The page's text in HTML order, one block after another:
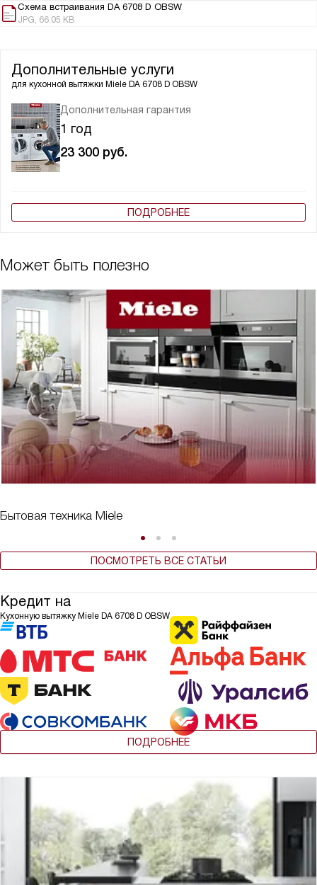
Схема встраивания DA 6708 D OBSW
JPG, 66.05 KB
Дополнительные услуги
для кухонной вытяжки Miele DA 6708 D OBSW
Дополнительная гарантия
1 год
23 300 руб.
ПОДРОБНЕЕ
Может быть полезно
Бытовая техника Miele
ПОСМОТРЕТЬ ВСЕ СТАТЬИ
Кредит на
Кухонную вытяжку Miele DA 6708 D OBSW
ПОДРОБНЕЕ